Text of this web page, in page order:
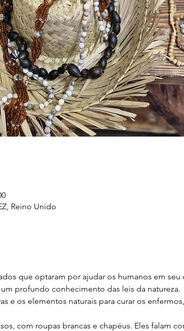
Reino Unido
que optaram por ajudar os humanos em seu
profundo conhecimento das leis da natureza.
e os elementos naturais para curar os
com roupas brancas e chapéus. Eles falam